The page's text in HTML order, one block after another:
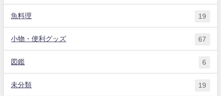
魚料理 19
小物・便利グッズ 67
図鑑 6
未分類 19